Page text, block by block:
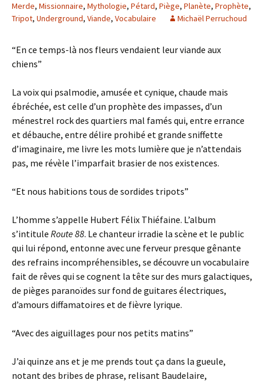
Merde, Missionnaire, Mythologie, Pétard, Piège, Planète, Prophète,
Tripot, Underground, Viande, Vocabulaire Michaël Perruchoud
“En ce temps-là nos fleurs vendaient leur viande aux
chiens”
La voix qui psalmodie, amusée et cynique, chaude mais
ébréchée, est celle d’un prophète des impasses, d’un
ménestrel rock des quartiers mal famés qui, entre errance
et débauche, entre délire prohibé et grande sniffette
d’imaginaire, me livre les mots lumière que je n’attendais
pas, me révèle l’imparfait brasier de nos existences.
“Et nous habitions tous de sordides tripots”
L’homme s’appelle Hubert Félix Thiéfaine. L’album
s’intitule Route 88. Le chanteur irradie la scène et le public
qui lui répond, entonne avec une ferveur presque gênante
des refrains incompréhensibles, se découvre un vocabulaire
fait de rêves qui se cognent la tête sur des murs galactiques,
de pièges paranoïdes sur fond de guitares électriques,
d’amours diffamatoires et de fièvre lyrique.
“Avec des aiguillages pour nos petits matins”
J’ai quinze ans et je me prends tout ça dans la gueule,
notant des bribes de phrase, relisant Baudelaire,